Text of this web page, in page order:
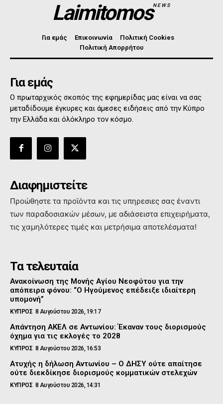
LaimitomosNEWS
Για εμάς Επικοινωνία
Πολιτική Cookies
Πολιτική Απορρήτου
Για εμάς
Ο πρωταρχικός σκοπός της εφημερίδας μας είναι να σας
μεταδίδουμε έγκυρες και άμεσες ειδήσεις από την Κύπρο
την Ελλάδα και όλόκληρο τον κόσμο.
Διαφημιστείτε
Προώθηστε τα προϊόντα και τις υπηρεσιες σας έναντι
των παραδοσιακών μέσων, με αδιάσειστα επιχειρήματα,
τις χαμηλότερες τιμές και μετρήσιμα αποτελέσματα!
Τα τελευταία
Ανακοίνωση της Μονής Αγίου Νεοφύτου για την
απόπειρα φόνου: “Ο Ηγούμενος επέδειξε ιδιαίτερη
υπομονή”
ΚΥΠΡΟΣ 8 Αυγούστου 2026, 19:17
Απάντηση ΑΚΕΛ σε Αντωνίου: Έκαναν τους διορισμούς
όχημα για τις εκλογές το 2028
ΚΥΠΡΟΣ 8 Αυγούστου 2026, 16:53
Ατυχής η δήλωση Αντωνίου – Ο ΔΗΣΥ ούτε απαίτησε
ούτε διεκδίκησε διορισμούς κομματικών στελεχών
ΚΥΠΡΟΣ 8 Αυγούστου 2026, 14:31